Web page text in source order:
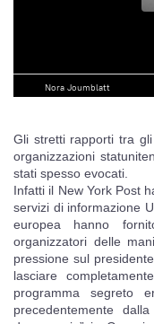
Nora Joumblatt
Gli stretti rapporti tra
organizzazioni
stati spesso evocati.
Infatti il New York Post
servizi di informazione
europea hanno
organizzatori delle
pressione sul
lasciare
programma segreto
precedentemente